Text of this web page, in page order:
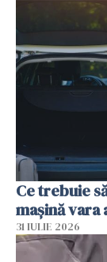
Ce trebuie
mașină vara
31 IULIE 2026